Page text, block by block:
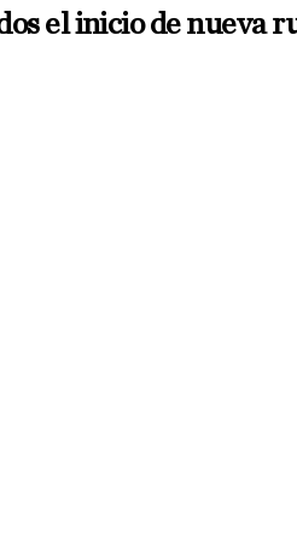
el inicio de nueva